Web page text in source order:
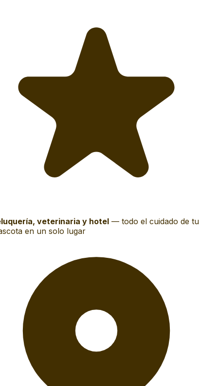
veterinaria y hotel—todo el cuidado de tu
en un solo lugar